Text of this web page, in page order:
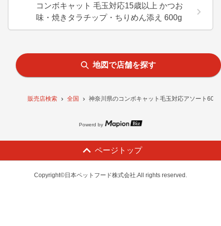
販売店検索 全国 神奈川県のコンボキャット毛玉対応アソート
コンボキャット 毛玉対応15歳以上 かつお
味・焼きタラチップ・ちりめん添え 600g
地図で店舗を探す
Powerd by
ページトップ
Copyright©日本ペットフード株式会社.All rights reserved.